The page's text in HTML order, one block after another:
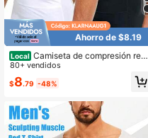
Ahorro de $8.19
Local Camiseta de compresión redu
ctora para hombres, camiseta mold
eadora para control del abdomen, p
renda interior reductora tipo chalec
80+ vendidos
$8.79 -48%